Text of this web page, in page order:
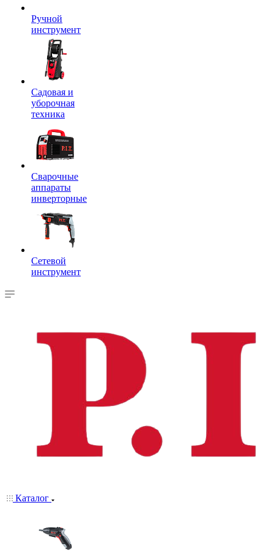
Ручной
инструмент
Садовая и
уборочная
техника
Сварочные
аппараты
инверторные
Сетевой
инструмент
Каталог